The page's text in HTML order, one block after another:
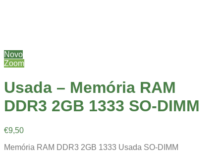
Novo
Zoom
Usada – Memória RAM
DDR3 2GB 1333 SO-DIMM
€9,50
Memória RAM DDR3 2GB 1333 Usada SO-DIMM